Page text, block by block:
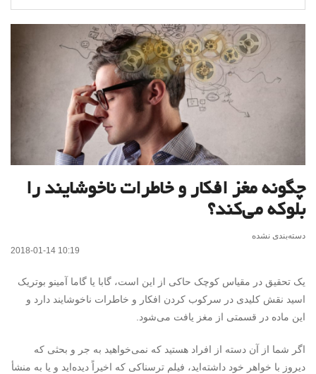
چگونه مغز افکار و خاطرات ناخوشایند را
بلوکه می‌کند؟
دسته‌بندی نشده
2018-01-14 10:19
یک تحقیق در مقیاس کوچک حاکی از این است، گابا یا گاما آمینو بوتریک
اسید نقش کلیدی در سرکوب کردن افکار و خاطرات ناخوشایند دارد و
این ماده در قسمتی از مغز یافت می‌شود.
اگر شما از آن دسته از افراد هستید که نمی‌خواهید به جر و بحثی که
دیروز با خواهر خود داشته‌اید، فیلم ترسناکی که اخیراً دیده‌اید و یا به منشأ